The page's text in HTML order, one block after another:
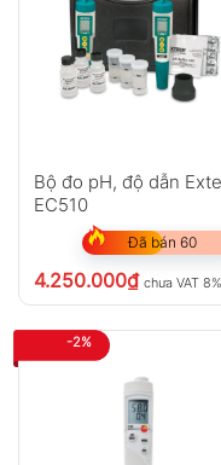
Bộ đo pH, độ dẫn
EC510
Đã bán 60
4.250.000₫ chưa VAT 8%
-2%